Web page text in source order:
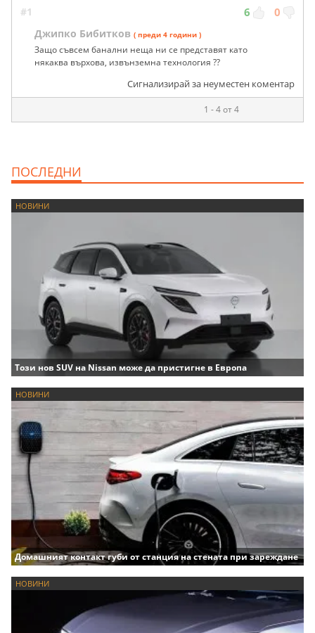
#1 6 0
Джипко Бибитков ( преди 4 години )
Защо съвсем банални неща ни се представят като
някаква върхова, извънземна технология ??
Сигнализирай за неуместен коментар
1 - 4 от 4
ПОСЛЕДНИ
НОВИНИ
Този нов SUV на Nissan може да пристигне в Европа
НОВИНИ
Домашният контакт губи от станция на стената при зареждане
НОВИНИ